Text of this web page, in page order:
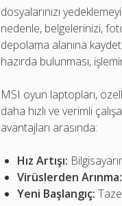
dosyalarınızı
nedenle, belgelerinizi,
depolama alanına
hazırda bulunması,
MSI oyun laptopları,
daha hızlı ve verimli
avantajları arasında:
Hız Artışı:
Virüslerden Arınma:
Yeni Başlangıç: